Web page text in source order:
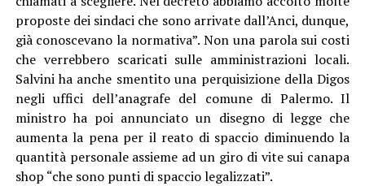
proposte dei sindaci che sono arrivate dall’Anci, dunque,
già conoscevano la normativa”. Non una parola sui costi
che verrebbero scaricati sulle amministrazioni locali.
Salvini ha anche smentito una perquisizione della Digos
negli uffici dell’anagrafe del comune di Palermo. Il
ministro ha poi annunciato un disegno di legge che
aumenta la pena per il reato di spaccio diminuendo la
quantità personale assieme ad un giro di vite sui canapa
shop “che sono punti di spaccio legalizzati”.